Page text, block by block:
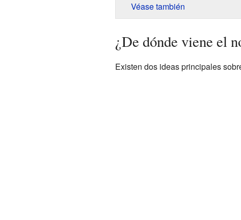
Véase también
¿De dónde viene el
Existen dos ideas principales